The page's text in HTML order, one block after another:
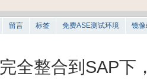
留言 标签 免费ASE测试环境 镜
全整合到SAP下